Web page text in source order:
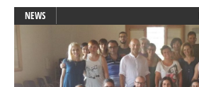
NEWS